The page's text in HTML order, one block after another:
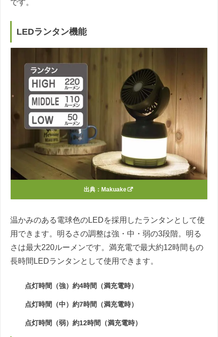
です。
LEDランタン機能
出典： Makuake
温かみのある電球色のLEDを採用したランタンとして使
用できます。明るさの調整は強・中・弱の3段階。明る
さは最大220ルーメンです。満充電で最大約12時間もの
長時間LEDランタンとして使用できます。
点灯時間（強）約4時間（満充電時）
点灯時間（中）約7時間（満充電時）
点灯時間（弱）約12時間（満充電時）